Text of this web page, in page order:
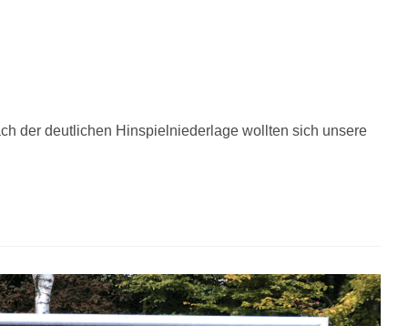
der deutlichen Hinspielniederlage wollten sich unsere